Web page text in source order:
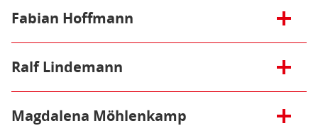
Öffnen/Schließen:
Fabian Hoffmann
Presserecht, Medienrecht, Prozessrecht
E-Mail:
asj-mail[at]fabian-hoffmann.de
Öffnen/Schließen:
Ralf Lindemann
Öffnen/Schließen:
Magdalena Möhlenkamp